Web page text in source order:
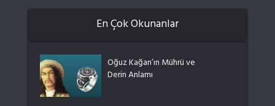
En Çok Okunanlar
Oğuz Kağan’ın Mührü ve
Derin Anlamı